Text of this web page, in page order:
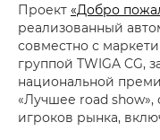
Проект «Добро
реализованный
совместно с
группой TWIGA CG,
национальной
«Лучшее road
игроков рынка,